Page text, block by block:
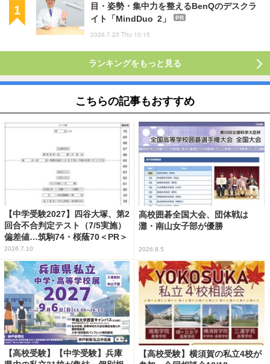
目・姿勢・集中力を整えるBenQのデスクラ
イト「MindDuo 2」
PR
2026.7.23 Thu 10:15
ランキングをもっと見る
こちらの記事もおすすめ
【中学受験2027】四谷大塚、第2
回合不合判定テスト（7/5実施）
偏差値…筑駒74・桜蔭70＜PR＞
2026.7.10
高校囲碁全国大会、団体戦は
灘・南山女子部が優勝
2026.8.5
【高校受験】【中学受験】兵庫
【高校受験】横須賀の私立4校が